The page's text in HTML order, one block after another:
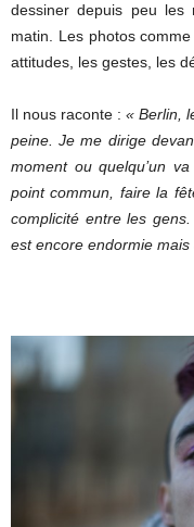
dessiner depuis peu les
matin. Les photos
attitudes, les gestes, les
Il nous raconte :« Berlin,
peine. Je me dirige
moment ou quelqu’un
point commun, faire la
complicité entre les
est encore endormie